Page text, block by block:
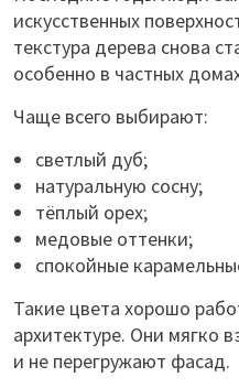
искусственных
текстура дерева снова
особенно в частных
Чаще всего выбирают:
светлый дуб;
натуральную сосну;
тёплый орех;
медовые оттенки;
спокойные
Такие цвета хорошо
архитектуре. Они мягко
и не перегружают фасад.